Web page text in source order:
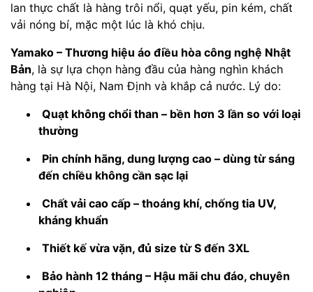
lan thực chất là hàng trôi nổi, quạt yếu, pin kém, chất
vải nóng bí, mặc một lúc là khó chịu.
Yamako – Thương hiệu áo điều hòa công nghệ Nhật
Bản, là sự lựa chọn hàng đầu của hàng nghìn khách
hàng tại Hà Nội, Nam Định và khắp cả nước. Lý do:
Quạt không chổi than – bền hơn 3 lần so với loại
thường
Pin chính hãng, dung lượng cao – dùng từ sáng
đến chiều không cần sạc lại
Chất vải cao cấp – thoáng khí, chống tia UV,
kháng khuẩn
Thiết kế vừa vặn, đủ size từ S đến 3XL
Bảo hành 12 tháng – Hậu mãi chu đáo, chuyên